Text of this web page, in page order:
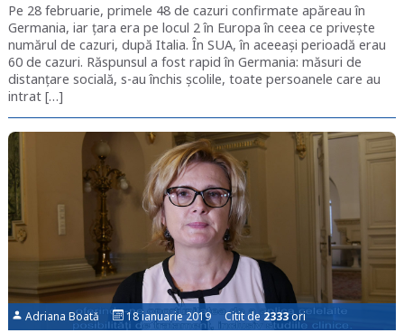
Pe 28 februarie, primele 48 de cazuri confirmate apăreau în
Germania, iar țara era pe locul 2 în Europa în ceea ce privește
numărul de cazuri, după Italia. În SUA, în aceeași perioadă erau
60 de cazuri. Răspunsul a fost rapid în Germania: măsuri de
distanțare socială, s-au închis școlile, toate persoanele care au
intrat […]
Adriana Boată 18 ianuarie 2019 Citit de2333ori